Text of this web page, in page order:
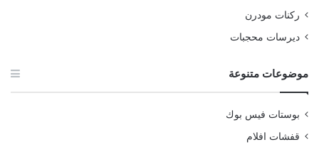
ركنات مودرن
ديرسات محجبات
موضوعات متنوعة
بوستات فيس بوك
قفشات افلام